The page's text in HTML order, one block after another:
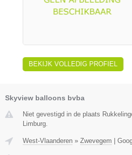
BEKIJK VOLLEDIG PROFIEL
Skyview balloons bvba
Niet gevestigd in de plaats
Limburg.
West-Vlaanderen » Zwevegem